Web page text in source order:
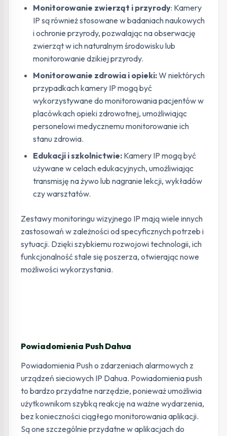
Monitorowanie zwierząt i przyrody: Kamery
IP są również stosowane w badaniach naukowych
i ochronie przyrody, pozwalając na obserwację
zwierząt w ich naturalnym środowisku lub
monitorowanie dzikiej przyrody.
Monitorowanie zdrowia i opieki:W niektórych
przypadkach kamery IP mogą być
wykorzystywane do monitorowania pacjentów w
placówkach opieki zdrowotnej, umożliwiając
personelowi medycznemu monitorowanie ich
stanu zdrowia.
Edukacji i szkolnictwie: Kamery IP mogą być
używane w celach edukacyjnych, umożliwiając
transmisję na żywo lub nagranie lekcji, wykładów
czy warsztatów.
Zestawy monitoringu wizyjnego IP mają wiele innych
zastosowań w zależności od specyficznych potrzeb i
sytuacji. Dzięki szybkiemu rozwojowi technologii, ich
funkcjonalność stale się poszerza, otwierając nowe
możliwości wykorzystania.
Powiadomienia Push Dahua
Powiadomienia Push o zdarzeniach alarmowych z
urządzeń sieciowych IP Dahua. Powiadomienia push
to bardzo przydatne narzędzie, ponieważ umożliwia
użytkownikom szybką reakcję na ważne wydarzenia,
bez konieczności ciągłego monitorowania aplikacji.
Są one szczególnie przydatne w aplikacjach do